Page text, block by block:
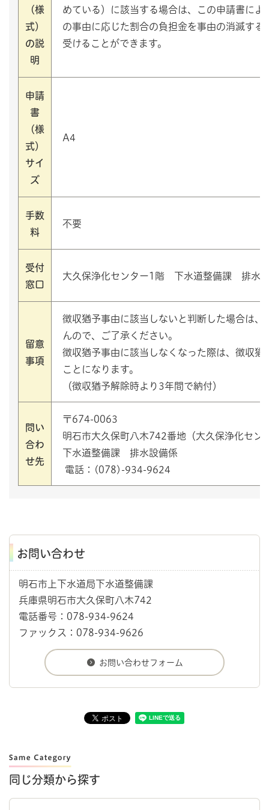
（様
式）
の説
明
めている）に該当する場合は、この申請書によ
の事由に応じた割合の負担金を事由の消滅する
受けることができます。
申請
書
（様
式）
サイ
ズ
A4
手数
料
不要
受付
窓口
大久保浄化センター1階 下水道整備課 排水
留意
事項
徴収猶予事由に該当しないと判断した場合は、
んので、ご了承ください。
徴収猶予事由に該当しなくなった際は、徴収猶
ことになります。
（徴収猶予解除時より3年間で納付）
問い
合わ
せ先
〒674-0063
明石市大久保町八木742番地（大久保浄化セン
下水道整備課 排水設備係
電話：(078)-934-9624
お問い合わせ
明石市上下水道局下水道整備課
兵庫県明石市大久保町八木742
電話番号：078-934-9624
ファックス：078-934-9626
同じ分類から探す